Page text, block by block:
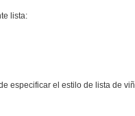
lista:
especificar el estilo de lista de